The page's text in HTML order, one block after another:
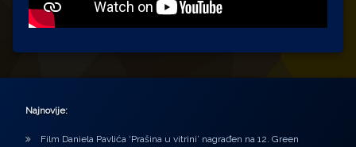
Najnovije:
Film Daniela Pavlića ‘Prašina u vitrini’ nagrađen na 12. Green